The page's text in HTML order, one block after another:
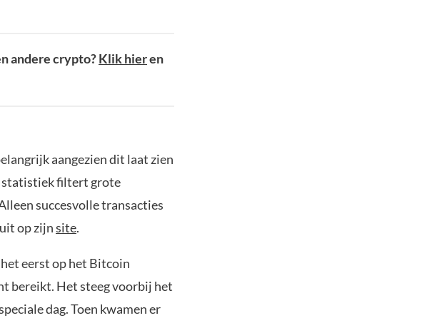
andere crypto?Klik hieren
aangezien dit laat zien
statistiek filtert grote
succesvolle transacties
op zijnsite.
eerst op het Bitcoin
bereikt. Het steeg voorbij het
dag. Toen kwamen er